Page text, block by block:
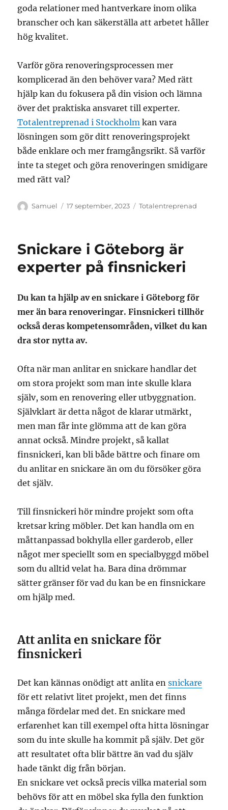
goda relationer med hantverkare inom olika
branscher och kan säkerställa att arbetet håller
hög kvalitet.
Varför göra renoveringsprocessen mer
komplicerad än den behöver vara? Med rätt
hjälp kan du fokusera på din vision och lämna
över det praktiska ansvaret till experter.
Totalentreprenad i Stockholm kan vara
lösningen som gör ditt renoveringsprojekt
både enklare och mer framgångsrikt. Så varför
inte ta steget och göra renoveringen smidigare
med rätt val?
Författare
Samuel
Publicerat
17 september, 2023 Kategorier
Totalentreprenad
Snickare i Göteborg är
experter på finsnickeri
Du kan ta hjälp av en snickare i Göteborg för
mer än bara renoveringar. Finsnickeri tillhör
också deras kompetensområden, vilket du kan
dra stor nytta av.
Ofta när man anlitar en snickare handlar det
om stora projekt som man inte skulle klara
själv, som en renovering eller utbyggnation.
Självklart är detta något de klarar utmärkt,
men man får inte glömma att de kan göra
annat också. Mindre projekt, så kallat
finsnickeri, kan bli både bättre och finare om
du anlitar en snickare än om du försöker göra
det själv.
Till finsnickeri hör mindre projekt som ofta
kretsar kring möbler. Det kan handla om en
måttanpassad bokhylla eller garderob, eller
något mer speciellt som en specialbyggd möbel
som du alltid velat ha. Bara dina drömmar
sätter gränser för vad du kan be en finsnickare
om hjälp med.
Att anlita en snickare för
finsnickeri
Det kan kännas onödigt att anlita ensnickare
för ett relativt litet projekt, men det finns
många fördelar med det. En snickare med
erfarenhet kan till exempel ofta hitta lösningar
som du inte skulle ha kommit på själv. Det gör
att resultatet ofta blir bättre än vad du själv
hade tänkt dig från början.
En snickare vet också precis vilka material som
behövs för att en möbel ska fylla den funktion